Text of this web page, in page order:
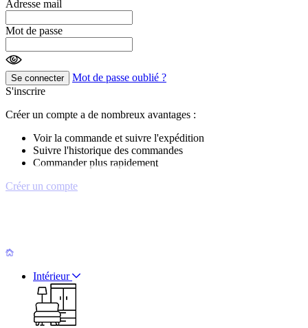
Adresse mail
Mot de passe
Se connecter
Mot de passe oublié ?
S'inscrire
Créer un compte a de nombreux avantages :
Voir la commande et suivre l'expédition
Suivre l'historique des commandes
Commander plus rapidement
Créer un compte
Intérieur